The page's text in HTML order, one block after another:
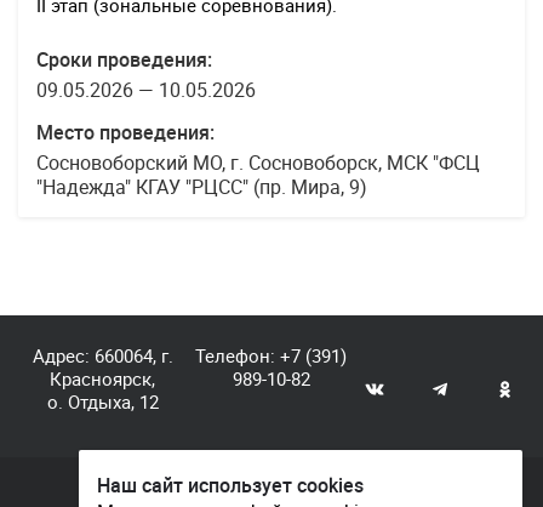
II этап (зональные соревнования).
Сроки проведения:
09.05.2026 — 10.05.2026
Место проведения:
Сосновоборский МО, г. Сосновоборск, МСК "ФСЦ
"Надежда" КГАУ "РЦСС" (пр. Мира, 9)
Адрес: 660064, г.
Красноярск,
о. Отдыха, 12
Телефон:+7 (391)
989-10-82
© КГАУ «Центр спортивной подготовки», 2026
Наш сайт использует cookies